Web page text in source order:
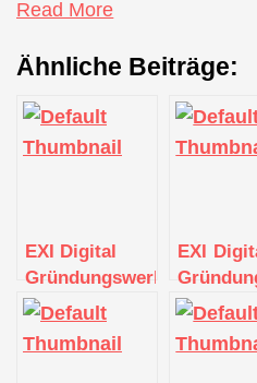
Read More
Ähnliche Beiträge:
EXI Digital
Gründungswerkstatt
EXI